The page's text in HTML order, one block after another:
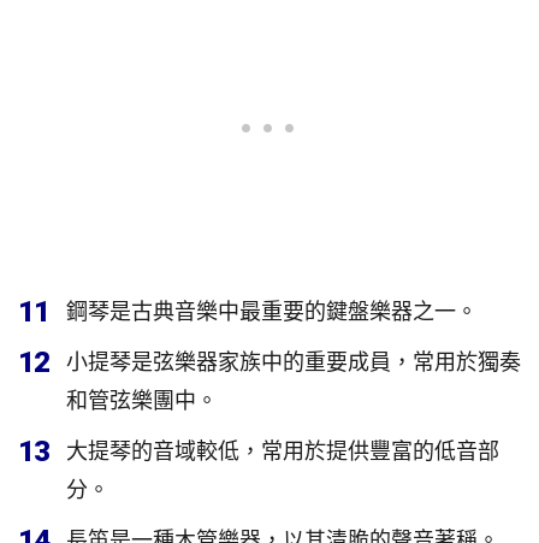
11 鋼琴是古典音樂中最重要的鍵盤樂器之一。
12
小提琴是弦樂器家族中的重要成員，常用於獨奏
和管弦樂團中。
13
大提琴的音域較低，常用於提供豐富的低音部
分。